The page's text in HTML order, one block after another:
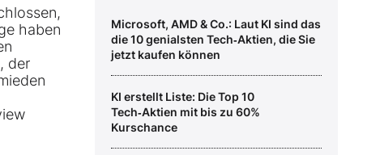
haben
der
Microsoft, AMD & Co.: Laut KI sind das
die 10 genialsten Tech‑Aktien, die Sie
jetzt kaufen können
KI erstellt Liste: Die Top 10
Tech‑Aktien mit bis zu 60%
Kurschance